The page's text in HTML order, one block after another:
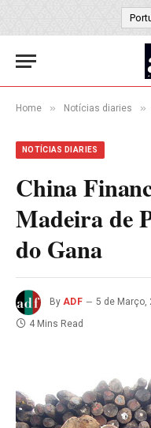
Home » Notícias diaries »
NOTÍCIAS DIARIES
China
Madeira de
do Gana
By ADF 5 de Março,
4 Mins Read